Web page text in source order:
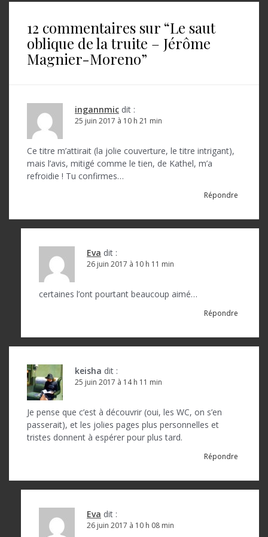
e
12 commentaires sur “Le saut
oblique de la truite – Jérôme
Magnier-Moreno”
ingannmic dit :
25 juin 2017 à 10 h 21 min
Ce titre m’attirait (la jolie couverture, le titre intrigant),
mais l’avis, mitigé comme le tien, de Kathel, m’a
refroidie ! Tu confirmes…
Répondre
Eva dit :
26 juin 2017 à 10 h 11 min
certaines l’ont pourtant beaucoup aimé…
Répondre
keisha dit :
25 juin 2017 à 14 h 11 min
Je pense que c’est à découvrir (oui, les WC, on s’en
passerait), et les jolies pages plus personnelles et
tristes donnent à espérer pour plus tard.
Répondre
Eva dit :
26 juin 2017 à 10 h 08 min